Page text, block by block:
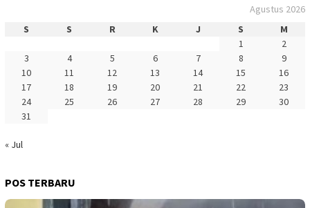
Agustus 2026
S
S R K J S
M
1
2
3
4 5 6 7 8
9
10
11 12 13 14 15
16
17
18 19 20 21 22
23
24
25 26 27 28 29
30
31
« Jul
POS TERBARU